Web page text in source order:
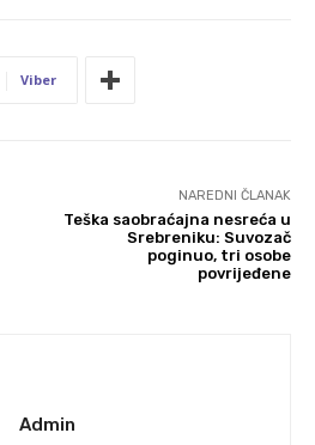
Viber
NAREDNI ČLANAK
Teška saobraćajna nesreća u
Srebreniku: Suvozač
poginuo, tri osobe
povrijeđene
Admin